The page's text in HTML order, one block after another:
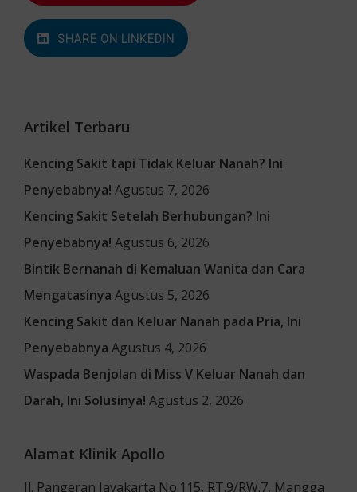
SHARE ON LINKEDIN
Artikel Terbaru
Kencing Sakit tapi Tidak Keluar Nanah? Ini
Penyebabnya! Agustus 7, 2026
Kencing Sakit Setelah Berhubungan? Ini
Penyebabnya! Agustus 6, 2026
Bintik Bernanah di Kemaluan Wanita dan Cara
Mengatasinya Agustus 5, 2026
Kencing Sakit dan Keluar Nanah pada Pria, Ini
Penyebabnya Agustus 4, 2026
Waspada Benjolan di Miss V Keluar Nanah dan
Darah, Ini Solusinya! Agustus 2, 2026
Alamat Klinik Apollo
Jl. Pangeran Jayakarta No.115, RT.9/RW.7, Mangga